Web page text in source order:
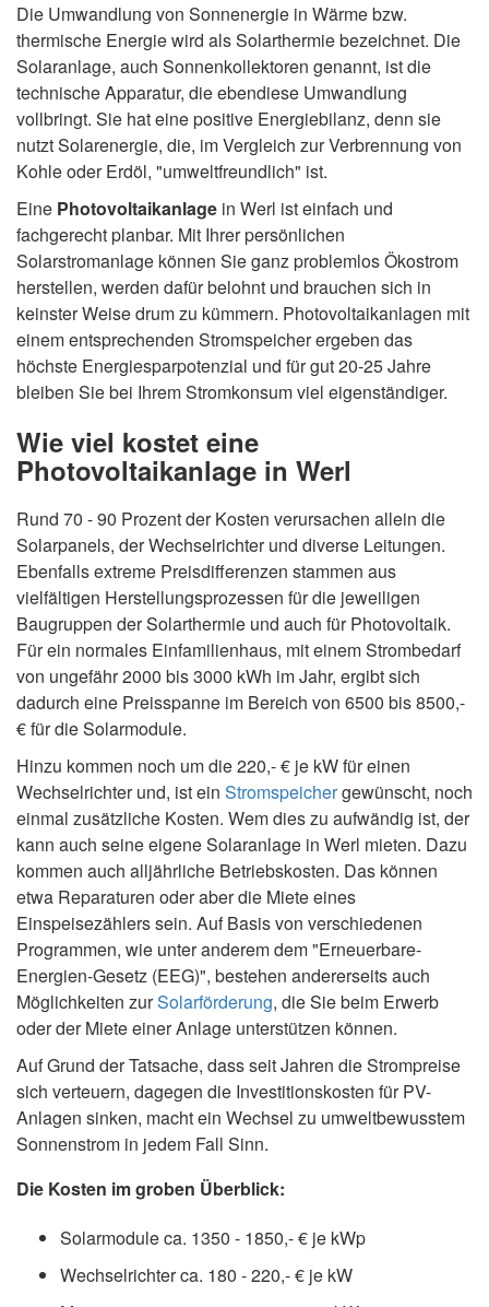
Die Umwandlung von Sonnenergie in Wärme bzw.
thermische Energie wird als Solarthermie bezeichnet. Die
Solaranlage, auch Sonnenkollektoren genannt, ist die
technische Apparatur, die ebendiese Umwandlung
vollbringt. Sie hat eine positive Energiebilanz, denn sie
nutzt Solarenergie, die, im Vergleich zur Verbrennung von
Kohle oder Erdöl, "umweltfreundlich" ist.
Eine Photovoltaikanlage in Werl ist einfach und
fachgerecht planbar. Mit Ihrer persönlichen
Solarstromanlage können Sie ganz problemlos Ökostrom
herstellen, werden dafür belohnt und brauchen sich in
keinster Weise drum zu kümmern. Photovoltaikanlagen mit
einem entsprechenden Stromspeicher ergeben das
höchste Energiesparpotenzial und für gut 20-25 Jahre
bleiben Sie bei Ihrem Stromkonsum viel eigenständiger.
Wie viel kostet eine
Photovoltaikanlage in Werl
Rund 70 - 90 Prozent der Kosten verursachen allein die
Solarpanels, der Wechselrichter und diverse Leitungen.
Ebenfalls extreme Preisdifferenzen stammen aus
vielfältigen Herstellungsprozessen für die jeweiligen
Baugruppen der Solarthermie und auch für Photovoltaik.
Für ein normales Einfamilienhaus, mit einem Strombedarf
von ungefähr 2000 bis 3000 kWh im Jahr, ergibt sich
dadurch eine Preisspanne im Bereich von 6500 bis 8500,-
€ für die Solarmodule.
Hinzu kommen noch um die 220,- € je kW für einen
Wechselrichter und, ist ein Stromspeichergewünscht, noch
einmal zusätzliche Kosten. Wem dies zu aufwändig ist, der
kann auch seine eigene Solaranlage in Werl mieten. Dazu
kommen auch alljährliche Betriebskosten. Das können
etwa Reparaturen oder aber die Miete eines
Einspeisezählers sein. Auf Basis von verschiedenen
Programmen, wie unter anderem dem "Erneuerbare-
Energien-Gesetz (EEG)", bestehen andererseits auch
Möglichkeiten zurSolarförderung, die Sie beim Erwerb
oder der Miete einer Anlage unterstützen können.
Auf Grund der Tatsache, dass seit Jahren die Strompreise
sich verteuern, dagegen die Investitionskosten für PV-
Anlagen sinken, macht ein Wechsel zu umweltbewusstem
Sonnenstrom in jedem Fall Sinn.
Die Kosten im groben Überblick:
Solarmodule ca. 1350 - 1850,- € je kWp
Wechselrichter ca. 180 - 220,- € je kW